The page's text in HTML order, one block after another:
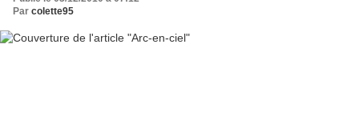
Par colette95